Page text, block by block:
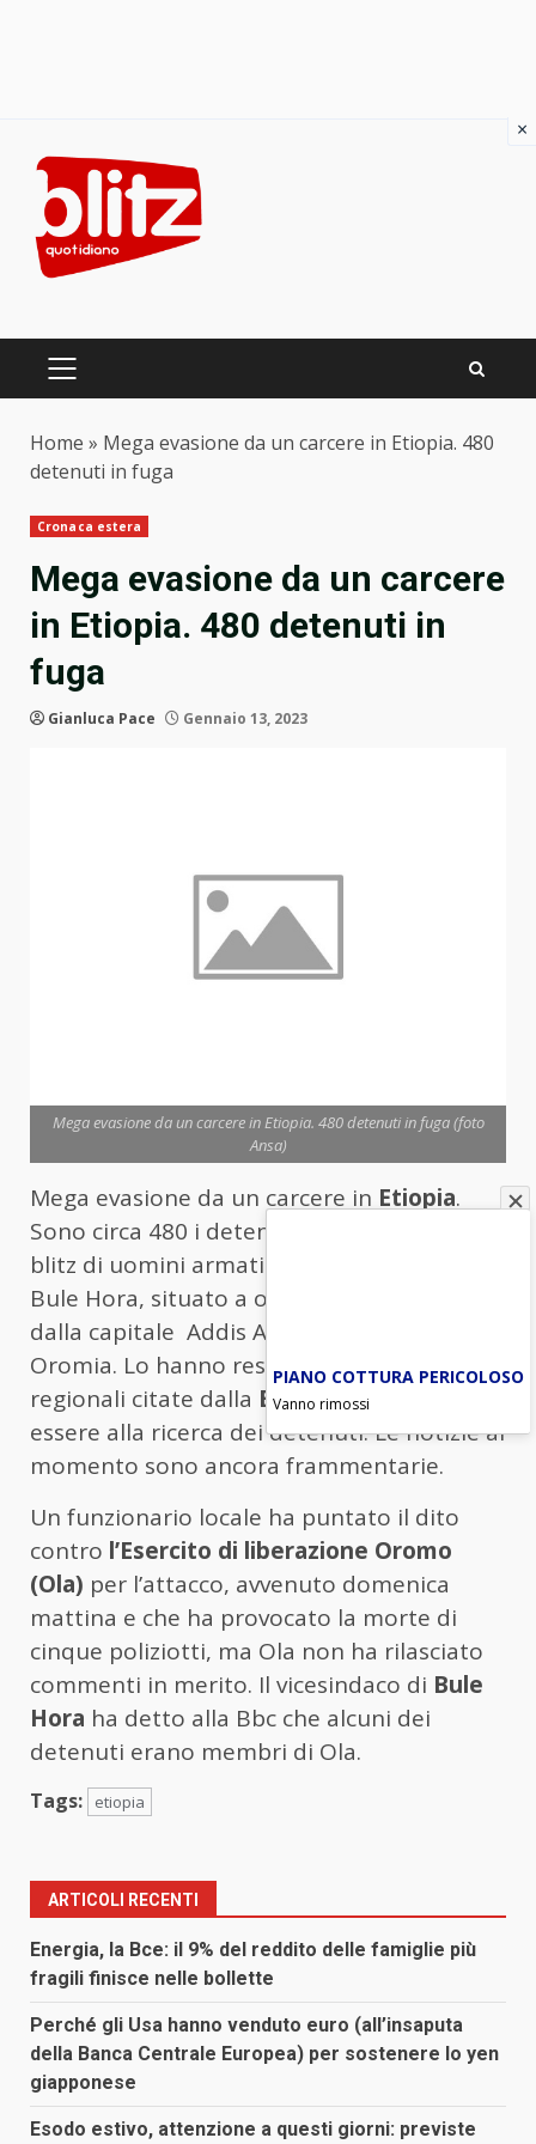
content
PRIMARY
Home » Mega evasione da un carcere in Etiopia. 480
detenuti in fuga
Cronaca estera
Mega evasione da un carcere
in Etiopia. 480 detenuti in
fuga
Gianluca Pace Gennaio 13, 2023
Mega evasione da un carcere in Etiopia. 480 detenuti in fuga (foto
Ansa)
Mega evasione da un carcere in Etiopia.
Sono circa 480 i detenuti fuggiti dopo un
blitz di uomini armati contro un carcere a
Bule Hora, situato a oltre 450 chilometri
dalla capitale Addis Abeba, nella regione di
Oromia. Lo hanno reso noto le autorità
regionali citate dalla Bbc, aggiungendo di
essere alla ricerca dei detenuti. Le notizie al
momento sono ancora frammentarie.
Un funzionario locale ha puntato il dito
contro l’Esercito di liberazione Oromo
(Ola) per l’attacco, avvenuto domenica
mattina e che ha provocato la morte di
cinque poliziotti, ma Ola non ha rilasciato
commenti in merito. Il vicesindaco di Bule
Hora ha detto alla Bbc che alcuni dei
detenuti erano membri di Ola.
Tags: etiopia
ARTICOLI RECENTI
Energia, la Bce: il 9% del reddito delle famiglie più
fragili finisce nelle bollette
Perché gli Usa hanno venduto euro (all’insaputa
della Banca Centrale Europea) per sostenere lo yen
giapponese
Esodo estivo, attenzione a questi giorni: previste
×
PIANO COTTURA PERICOLOSO
Vanno rimossi